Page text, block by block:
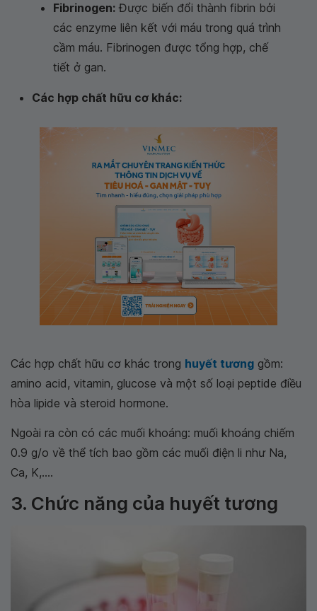
Fibrinogen: Được biến đổi thành fibrin bởi
các enzyme liên kết với máu trong quá trình
cầm máu. Fibrinogen được tổng hợp, chế
tiết ở gan.
Các hợp chất hữu cơ khác:
Các hợp chất hữu cơ khác trong huyết tương gồm:
amino acid, vitamin, glucose và một số loại peptide điều
hòa lipide và steroid hormone.
Ngoài ra còn có các muối khoáng: muối khoáng chiếm
0.9 g/o về thể tích bao gồm các muối điện li như Na,
Ca, K,....
3. Chức năng của huyết tương